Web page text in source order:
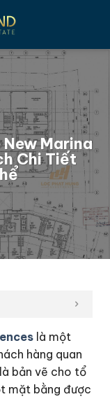
Marina
Chi Tiết
là một
hàng quan
bản vẽ cho tổ
mặt bằng được